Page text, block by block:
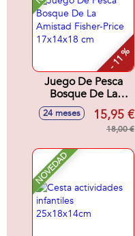
- 11 %
Juego De Pesca
Bosque De La
Amistad Fisher-
Price 17x14x18 cm
24 meses 15,95 €
18,00 €
NOVEDAD